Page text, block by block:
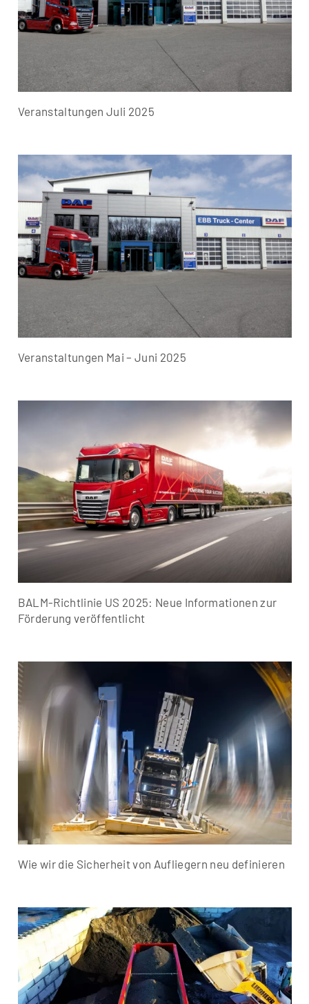
Veranstaltungen Juli 2025
Veranstaltungen Mai – Juni 2025
BALM-Richtlinie US 2025: Neue Informationen zur
Förderung veröffentlicht
Wie wir die Sicherheit von Aufliegern neu definieren